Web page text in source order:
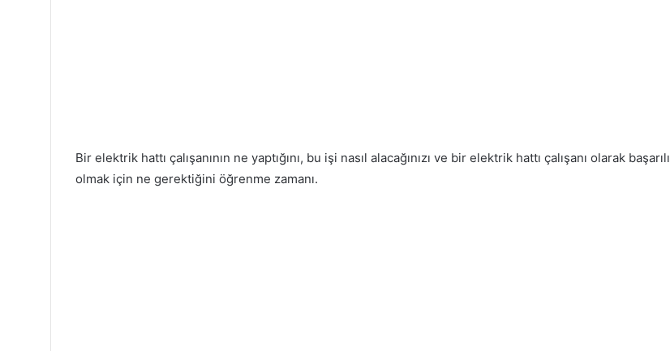
Bir elektrik hattı çalışanının ne yaptığını, bu işi nasıl alacağınızı ve bir elektrik hattı çalışanı olarak başarılı
olmak için ne gerektiğini öğrenme zamanı.